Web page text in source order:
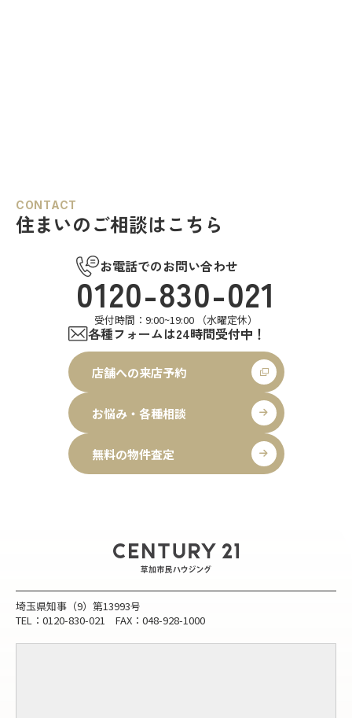
CONTACT
住まいのご相談はこちら
お電話でのお問い合わせ
0120-830-021
受付時間：9:00~19:00 （水曜定休）
各種フォームは24時間受付中！
店舗への来店予約
お悩み・各種相談
無料の物件査定
埼玉県知事（9）第13993号
TEL：0120-830-021 FAX：048-928-1000